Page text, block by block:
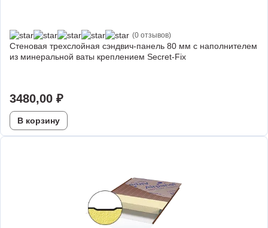
(0 отзывов)
Стеновая трехслойная сэндвич-панель 80 мм с наполнителем
из минеральной ваты креплением Secret-Fix
3480,00 ₽
В корзину